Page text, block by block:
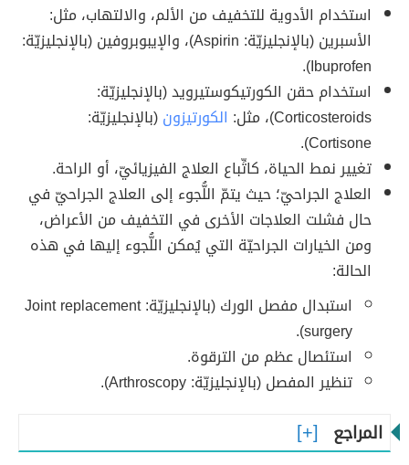
استخدام الأدوية للتخفيف من الألم، والالتهاب، مثل:
الأسبرين (بالإنجليزيّة: Aspirin)، والإيبوبروفين (بالإنجليزيّة:
Ibuprofen).
استخدام حقن الكورتيكوستيرويد (بالإنجليزيّة:
Corticosteroids)، مثل:
الكورتيزون(بالإنجليزيّة:
Cortisone).
تغيير نمط الحياة، كاتِّباع العلاج الفيزيائيّ، أو الراحة.
العلاج الجراحيّ؛ حيث يتمّ اللُّجوء إلى العلاج الجراحيّ في
حال فشلت العلاجات الأخرى في التخفيف من الأعراض،
ومن الخيارات الجراحيّة التي يُمكن اللُّجوء إليها في هذه
الحالة:
استبدال مفصل الورك (بالإنجليزيّة: Joint replacement
surgery).
استئصال عظم من الترقوة.
تنظير المفصل (بالإنجليزيّة: Arthroscopy).
المراجع